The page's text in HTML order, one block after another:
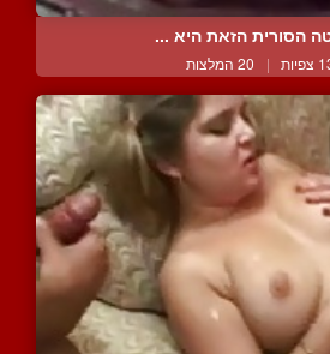
הסורית הזאת היא ...
| 20 המלצות